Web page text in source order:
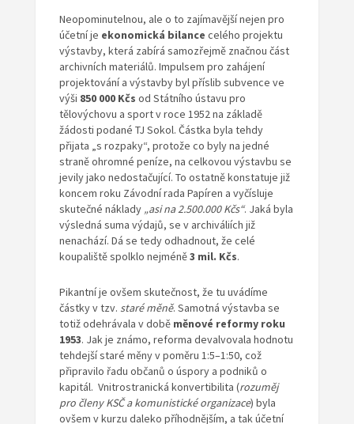
Neopominutelnou, ale o to zajímavější nejen pro
účetní je ekonomická bilance celého projektu
výstavby, která zabírá samozřejmě značnou část
archivních materiálů. Impulsem pro zahájení
projektování a výstavby byl příslib subvence ve
výši 850 000 Kčs od Státního ústavu pro
tělovýchovu a sport v roce 1952 na základě
žádosti podané TJ Sokol. Částka byla tehdy
přijata „s rozpaky“, protože co byly na jedné
straně ohromné peníze, na celkovou výstavbu se
jevily jako nedostačující. To ostatně konstatuje již
koncem roku Závodní rada Papíren a vyčísluje
skutečné náklady „asi na 2.500.000 Kčs“. Jaká byla
výsledná suma výdajů, se v archiváliích již
nenachází. Dá se tedy odhadnout, že celé
koupaliště spolklo nejméně3 mil. Kčs.
Pikantní je ovšem skutečnost, že tu uvádíme
částky v tzv. staré měně. Samotná výstavba se
totiž odehrávala v době měnové reformy roku
1953. Jak je známo, reforma devalvovala hodnotu
tehdejší staré měny v poměru 1:5–1:50, což
připravilo řadu občanů o úspory a podniků o
kapitál. Vnitrostranická konvertibilita (rozuměj
pro členy KSČ a komunistické organizace) byla
ovšem v kurzu daleko příhodnějším, a tak účetní